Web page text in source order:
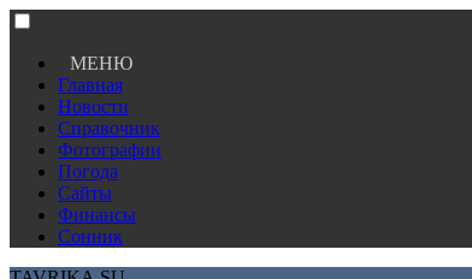
МЕНЮ
Главная
Новости
Справочник
Фотографии
Погода
Сайты
Финансы
Сонник